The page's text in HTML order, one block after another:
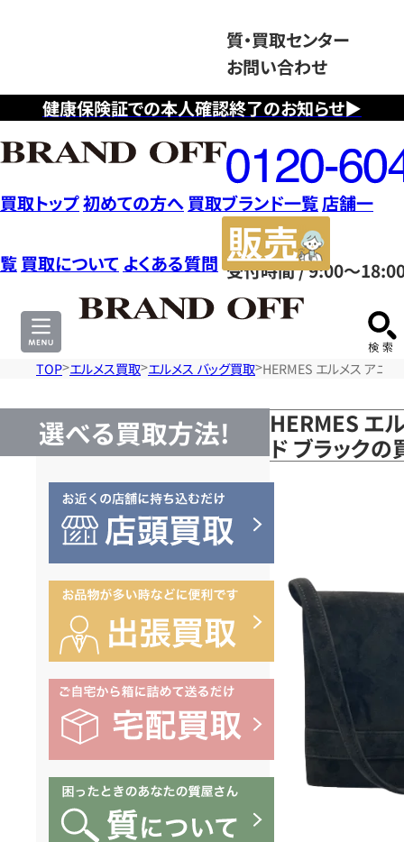
健康保険証での本人確認終了のお知らせ▶
質・買取センター
お問い合わせ
フ
リ
ー
ダ
イ
ヤ
ル
0120604117
受付時間 / 9:00～
買取トップ初めての方へ 買取ブランド一覧店舗一
覧 買取について よくある質問
サ
TOP エルメス買取 エルメス バッグ買取 HERMES エルメス アニ
選べる買取方法!
HERMES エ
ド ブラック